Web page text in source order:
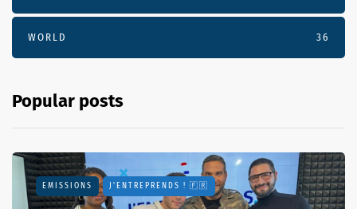
WORLD 36
Popular posts
EMISSIONS J'ENTREPRENDS ! 🇫🇷